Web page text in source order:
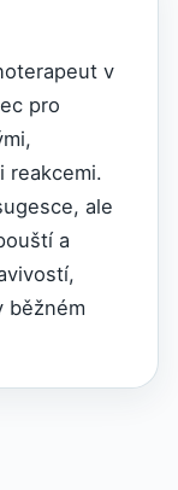
v
pro
reakcemi.
ale
a
běžném